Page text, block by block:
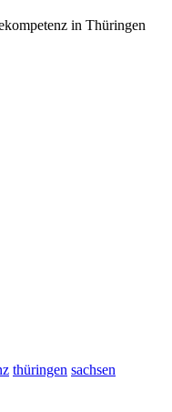
in Thüringen
thüringen sachsen